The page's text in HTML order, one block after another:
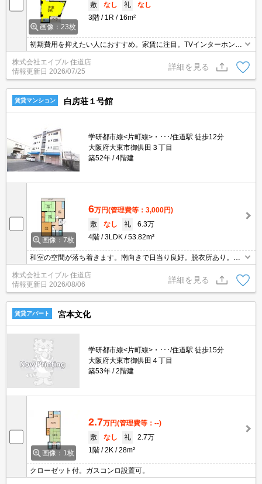
画像：23枚
敷 なし 礼
なし
3階
1R 16m²
初期費用を抑えたい人におすすめ。家賃に注目。TVインターホン付
株式会社エイブル 住道店
情報更新日 2026/07/25
詳細を見る
賃貸マンション 白房荘１号館
学研都市線<片町線>・･･･/住道駅 徒歩12分
大阪府大東市御供田３丁目
築52年
4階建
画像：7枚
6万円(管理費等：3,000円)
敷
なし 礼
6.3万
4階
3LDK 53.82m²
和室の空間が落ち着きます。南向きで日当り良好。脱衣所あり。バ
き。室内洗濯機置場。
株式会社エイブル 住道店
情報更新日 2026/08/06
詳細を見る
賃貸アパート 宮本文化
学研都市線<片町線>・･･･/住道駅 徒歩15分
大阪府大東市御供田４丁目
築53年
2階建
画像：1枚
2.7万円(管理費等：--)
敷
なし 礼
2.7万
1階
2K 28m²
クローゼット付。ガスコンロ設置可。